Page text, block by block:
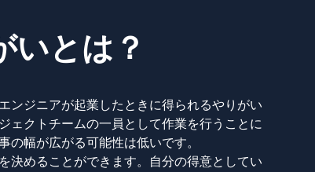
いとは？
ンジニアが起業したときに得られるやりがい
ェクトチームの一員として作業を行うことに
幅が広がる可能性は低いです。
決めることができます。自分の得意としてい